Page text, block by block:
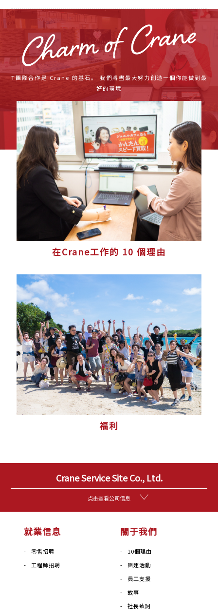
T團隊合作是 Crane 的基石。 我們將盡最大努力創造一個你能做到最
好的環境
在Crane工作的 10 個理由
福利
Crane Service Site Co., Ltd.
点击查看公司信息
就業信息
零售招聘
工程師招聘
關于我們
10個理由
團建活動
員工支援
故事
社長致詞